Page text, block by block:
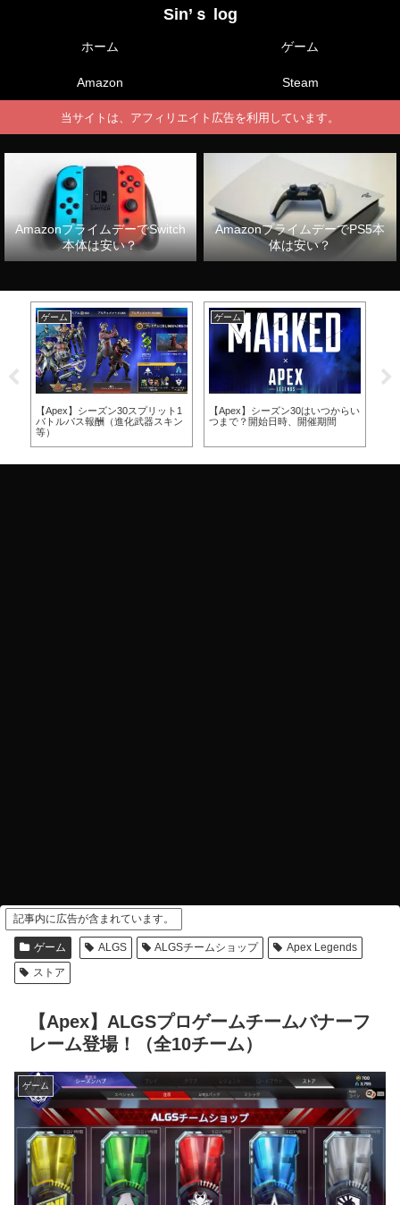
Sin’ｓ log
ホーム ゲーム
Amazon Steam
当サイトは、アフィリエイト広告を利用しています。
AmazonプライムデーでSwitch
本体は安い？
AmazonプライムデーでPS5本
体は安い？
ゲーム
【Apex】シーズン30スプリット1
バトルパス報酬（進化武器スキン
等）
ゲーム
【Apex】シーズン30はいつからい
つまで？開始日時、開催期間
記事内に広告が含まれています。
ゲーム ALGS ALGSチームショップ
Apex Legends
ストア
【Apex】ALGSプロゲームチームバナーフ
レーム登場！（全10チーム）
ゲーム